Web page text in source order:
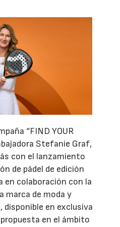
“FIND YOUR
Stefanie Graf,
con el lanzamiento
de pádel de edición
en colaboración con la
marca de moda y
disponible en exclusiva
en el ámbito